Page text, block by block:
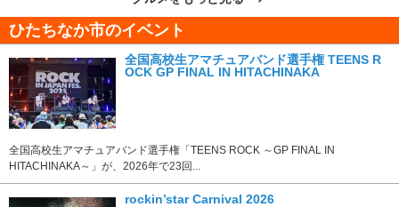
ひたちなか市のイベント
全国高校生アマチュアバンド選手権 TEENS R
OCK GP FINAL IN HITACHINAKA
全国高校生アマチュアバンド選手権「TEENS ROCK ～GP FINAL IN
HITACHINAKA～」が、2026年で23回...
rockin’star Carnival 2026